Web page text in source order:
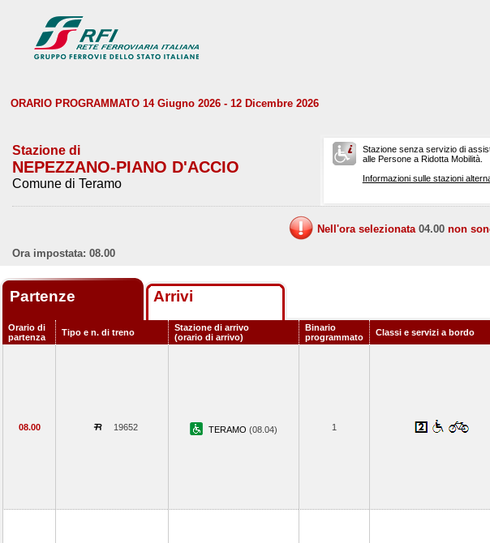
ORARIO PROGRAMMATO 14 Giugno 2026 - 12 Dicembre 2026
Stazione di
NEPEZZANO-PIANO D'ACCIO
Comune di Teramo
Stazione senza servizio di
alle Persone a Ridotta Mobilità.
Informazioni sulle stazioni
Nell'ora selezionata 04.00 non
Ora impostata: 08.00
Partenze Arrivi
Orario di
partenza
Tipo e n. di treno
Stazione di arrivo
(orario di arrivo)
Binario
programmato
Classi e servizi a bordo
08.00 19652 TERAMO (08.04) 1